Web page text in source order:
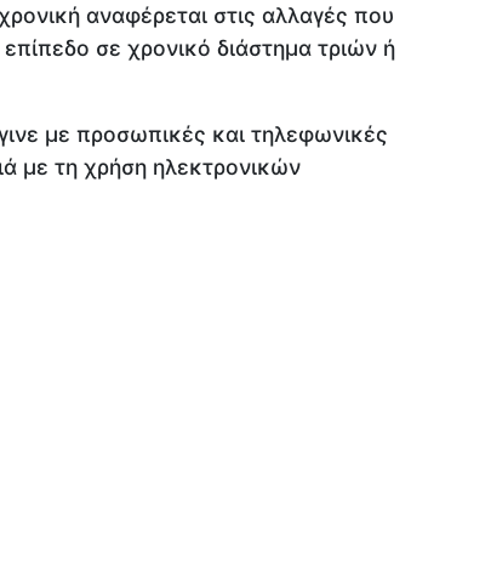
αναφέρεται στις αλλαγές που
σε χρονικό διάστημα τριών ή
με προσωπικές και τηλεφωνικές
με τη χρήση ηλεκτρονικών